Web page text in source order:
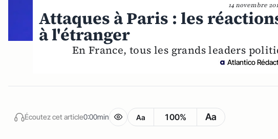
14 novembre
Attaques à Paris : les
à l'étranger
En France, tous les grands leaders
Atlantico
Écoutez cet article0:00min Aa 100% Aa